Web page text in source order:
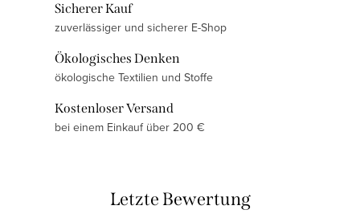
Sicherer Kauf
zuverlässiger und sicherer E-Shop
Ökologisches Denken
ökologische Textilien und Stoffe
Kostenloser Versand
bei einem Einkauf über 200 €
Letzte Bewertung